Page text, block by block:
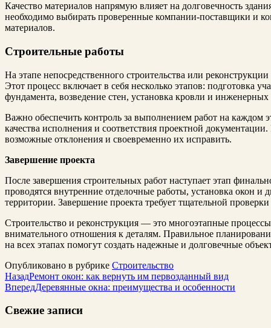
Качество материалов напрямую влияет на долговечность
необходимо выбирать проверенные компании-поставщики и
материалов.
Строительные работы
На этапе непосредственного строительства или
Этот процесс включает в себя несколько этапов: подготовка
фундамента, возведение стен, установка кровли и инженерных
Важно обеспечить контроль за выполнением работ на каждом
качества исполнения и соответствия проектной
возможные отклонения и своевременно их исправить.
Завершение проекта
После завершения строительных работ наступает этап
проводятся внутренние отделочные работы, установка окон и
территории. Завершение проекта требует тщательной
Строительство и реконструкция — это многоэтапные
внимательного отношения к деталям. Правильное
на всех этапах помогут создать надежные и долговечные
Опубликовано в рубрике Строительство
НазадРемонт окон: как вернуть им первозданный вид
ВпередДеревянные окна: преимущества и особенности
Свежие записи